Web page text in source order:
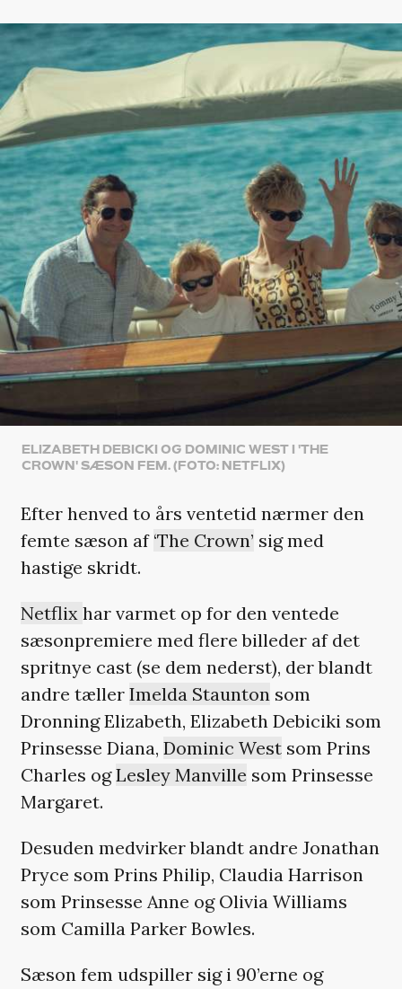
ELIZABETH DEBICKI OG DOMINIC WEST I 'THE
CROWN' SÆSON FEM. (FOTO: NETFLIX)
Efter henved to års ventetid nærmer den
femte sæson af ‘The Crown’ sig med
hastige skridt.
Netflix har varmet op for den ventede
sæsonpremiere med flere billeder af det
spritnye cast (se dem nederst), der blandt
andre tæller Imelda Stauntonsom
Dronning Elizabeth, Elizabeth Debiciki som
Prinsesse Diana, Dominic Westsom Prins
Charles ogLesley Manville som Prinsesse
Margaret.
Desuden medvirker blandt andre Jonathan
Pryce som Prins Philip, Claudia Harrison
som Prinsesse Anne og Olivia Williams
som Camilla Parker Bowles.
Sæson fem udspiller sig i 90’erne og